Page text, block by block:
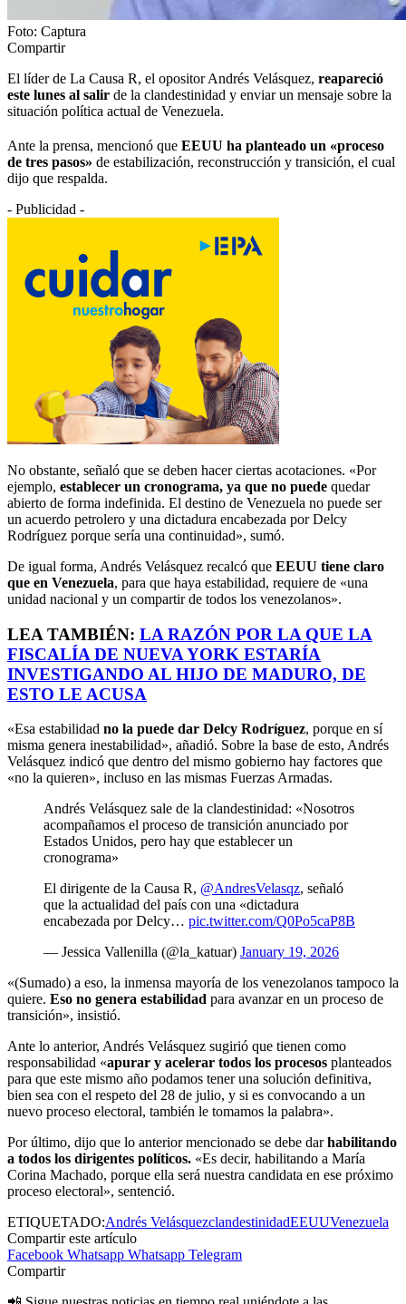
Foto: Captura
Compartir
El líder de La Causa R, el opositor Andrés Velásquez, reapareció
este lunes al salir de la clandestinidad y enviar un mensaje sobre la
situación política actual de Venezuela.
Ante la prensa, mencionó que EEUU ha planteado un «proceso
de tres pasos» de estabilización, reconstrucción y transición, el cual
dijo que respalda.
- Publicidad -
No obstante, señaló que se deben hacer ciertas acotaciones. «Por
ejemplo, establecer un cronograma, ya que no puede quedar
abierto de forma indefinida. El destino de Venezuela no puede ser
un acuerdo petrolero y una dictadura encabezada por Delcy
Rodríguez porque sería una continuidad», sumó.
De igual forma, Andrés Velásquez recalcó que EEUU tiene claro
que en Venezuela, para que haya estabilidad, requiere de «una
unidad nacional y un compartir de todos los venezolanos».
LEA TAMBIÉN: LA RAZÓN POR LA QUE LA
FISCALÍA DE NUEVA YORK ESTARÍA
INVESTIGANDO AL HIJO DE MADURO, DE
ESTO LE ACUSA
«Esa estabilidad no la puede dar Delcy Rodríguez, porque en sí
misma genera inestabilidad», añadió. Sobre la base de esto, Andrés
Velásquez indicó que dentro del mismo gobierno hay factores que
«no la quieren», incluso en las mismas Fuerzas Armadas.
Andrés Velásquez sale de la clandestinidad: «Nosotros
acompañamos el proceso de transición anunciado por
Estados Unidos, pero hay que establecer un
cronograma»
El dirigente de la Causa R, @AndresVelasqz, señaló
que la actualidad del país con una «dictadura
encabezada por Delcy… pic.twitter.com/Q0Po5caP8B
— Jessica Vallenilla (@la_katuar) January 19, 2026
«(Sumado) a eso, la inmensa mayoría de los venezolanos tampoco la
quiere. Eso no genera estabilidad para avanzar en un proceso de
transición», insistió.
Ante lo anterior, Andrés Velásquez sugirió que tienen como
responsabilidad «apurar y acelerar todos los procesos planteados
para que este mismo año podamos tener una solución definitiva,
bien sea con el respeto del 28 de julio, y si es convocando a un
nuevo proceso electoral, también le tomamos la palabra».
Por último, dijo que lo anterior mencionado se debe darhabilitando
a todos los dirigentes políticos. «Es decir, habilitando a María
Corina Machado, porque ella será nuestra candidata en ese próximo
proceso electoral», sentenció.
ETIQUETADO:Andrés VelásquezclandestinidadEEUUVenezuela
Compartir este artículo
Facebook Whatsapp Whatsapp Telegram
Compartir